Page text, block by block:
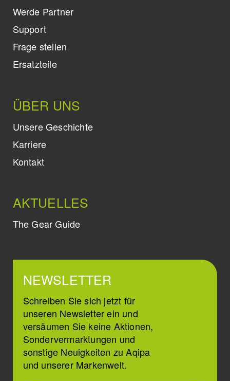
Werde Partner
Support
Frage stellen
Ersatzteile
ÜBER UNS
Unsere Geschichte
Karriere
Kontakt
AKTUELLES
The Gear Guide
NEWSLETTER
Schreiben Sie sich jetzt für
unseren Newsletter ein und
versäumen Sie keine Aktionen,
Sondervermarktungen und
sonstige Neuigkeiten zu Aqipa
und unserer Markenwelt.